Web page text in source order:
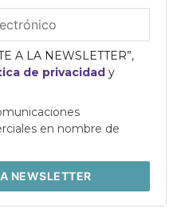
A LA NEWSLETTER”,
de privacidad y
en nombre de
NEWSLETTER